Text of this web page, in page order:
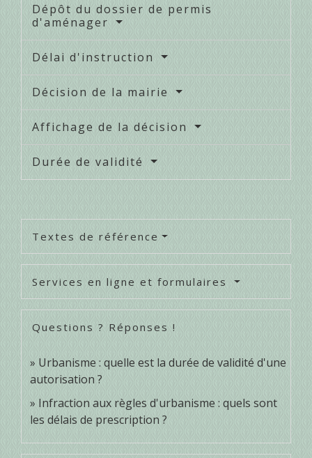
Dépôt du dossier de permis
d'aménager
Délai d'instruction
Décision de la mairie
Affichage de la décision
Durée de validité
Textes de référence
Services en ligne et formulaires
Questions ? Réponses !
Urbanisme : quelle est la durée de validité d'une
autorisation ?
Infraction aux règles d'urbanisme : quels sont
les délais de prescription ?